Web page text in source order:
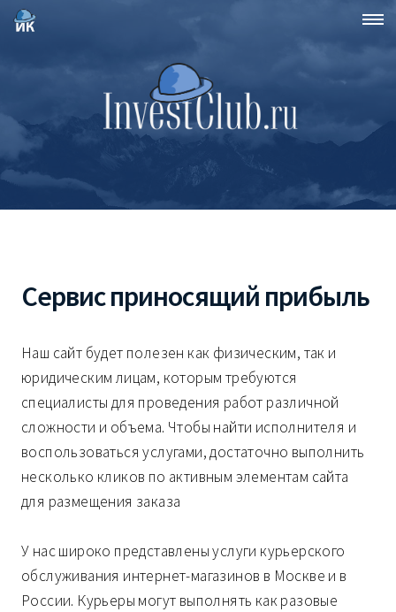
Сервис приносящий прибыль
Наш сайт будет полезен как физическим, так и
юридическим лицам, которым требуются
специалисты для проведения работ различной
сложности и объема. Чтобы найти исполнителя и
воспользоваться услугами, достаточно выполнить
несколько кликов по активным элементам сайта
для размещения заказа
У нас широко представлены услуги курьерского
обслуживания интернет-магазинов в Москве и в
России. Курьеры могут выполнять как разовые